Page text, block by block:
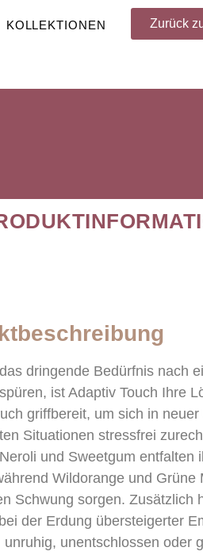
KOLLEKTIONEN Zurück
dringende Bedürfnis nach
ist Adaptiv Touch Ihre
griffbereit, um sich in
Situationen stressfrei
und Sweetgum entfalten
Wildorange und Grüne
Schwung sorgen. Zusätzlich
der Erdung übersteigerter
unruhig, unentschlossen oder